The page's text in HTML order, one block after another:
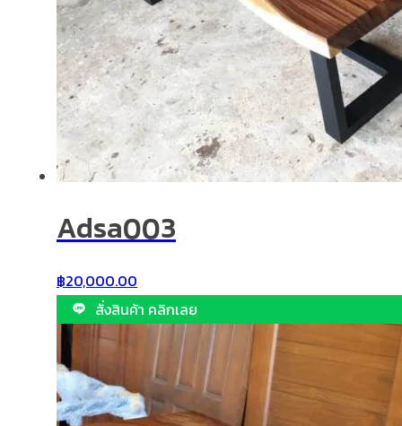
Adsa003
฿20,000.00
สั่งสินค้า คลิกเลย